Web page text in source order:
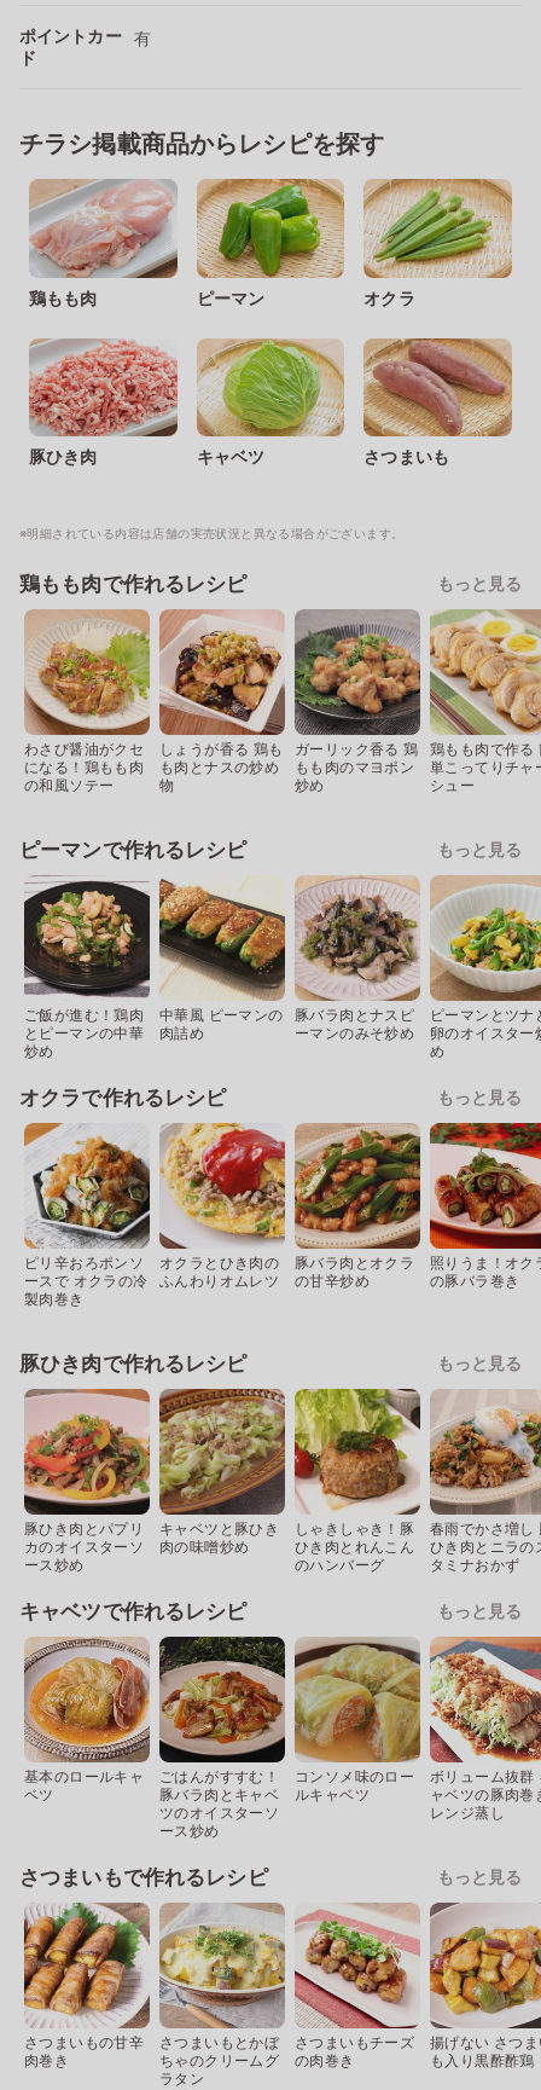
ポイントカー
ド
有
チラシ掲載商品からレシピを探す
鶏もも肉 ピーマン オクラ
豚ひき肉 キャベツ さつまいも
※明細されている内容は店舗の実売状況と異なる場合がございます。
鶏もも肉で作れるレシピ もっと見る
わさび醤油がクセ
になる！鶏もも肉
の和風ソテー
しょうが香る 鶏も
も肉とナスの炒め
物
ガーリック香る 鶏
もも肉のマヨポン
炒め
鶏もも肉で作る
単こってりチャ
シュー
ピーマンで作れるレシピ もっと見る
ご飯が進む！鶏肉
とピーマンの中華
炒め
中華風 ピーマンの
肉詰め
豚バラ肉とナスピ
ーマンのみそ炒め
ピーマンとツナ
卵のオイスター
め
オクラで作れるレシピ もっと見る
ピリ辛おろポンソ
ースで オクラの冷
製肉巻き
オクラとひき肉の
ふんわりオムレツ
豚バラ肉とオクラ
の甘辛炒め
照りうま！オク
の豚バラ巻き
豚ひき肉で作れるレシピ もっと見る
豚ひき肉とパプリ
カのオイスターソ
ース炒め
キャベツと豚ひき
肉の味噌炒め
しゃきしゃき！豚
ひき肉とれんこん
のハンバーグ
春雨でかさ増し
ひき肉とニラの
タミナおかず
キャベツで作れるレシピ もっと見る
基本のロールキャ
ベツ
ごはんがすすむ！
豚バラ肉とキャベ
ツのオイスターソ
ース炒め
コンソメ味のロー
ルキャベツ
ボリューム抜群
ャベツの豚肉巻
レンジ蒸し
さつまいもで作れるレシピ もっと見る
さつまいもの甘辛
肉巻き
さつまいもとかぼ
ちゃのクリームグ
ラタン
さつまいもチーズ
の肉巻き
揚げない さつ
も入り黒酢酢鶏